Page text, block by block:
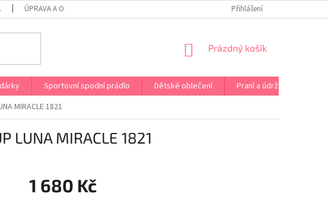
ÚPRAVA A OPRAVA PRÁDLA NA MÍRU DOPRAVA A PLATBA ČR A EU
Přihlášení
NÁKUPNÍ
Prázdný košík
Sportovní spodní prádlo Dětské oblečení Praní a údržba
MIRACLE 1821
LUNA MIRACLE 1821
1 680 Kč